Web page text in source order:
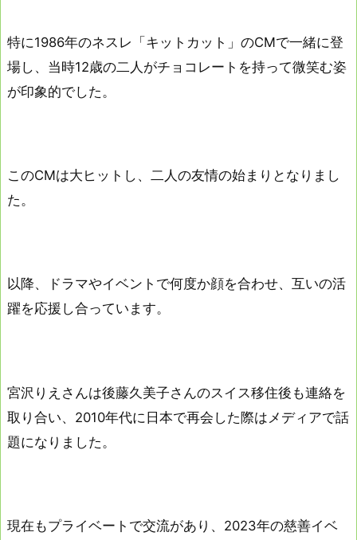
特に1986年のネスレ「キットカット」のCMで一緒に登
場し、当時12歳の二人がチョコレートを持って微笑む姿
が印象的でした。
このCMは大ヒットし、二人の友情の始まりとなりまし
た。
以降、ドラマやイベントで何度か顔を合わせ、互いの活
躍を応援し合っています。
宮沢りえさんは後藤久美子さんのスイス移住後も連絡を
取り合い、2010年代に日本で再会した際はメディアで話
題になりました。
現在もプライベートで交流があり、2023年の慈善イベ